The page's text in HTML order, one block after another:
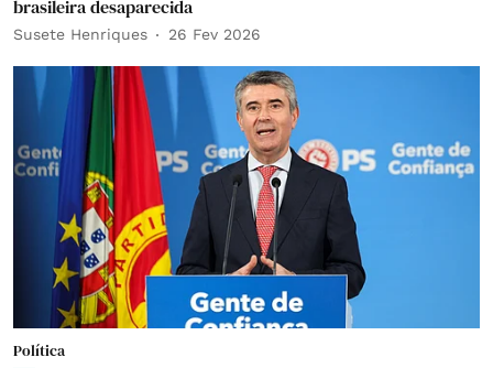
brasileira desaparecida
Susete Henriques 26 Fev 2026
Política